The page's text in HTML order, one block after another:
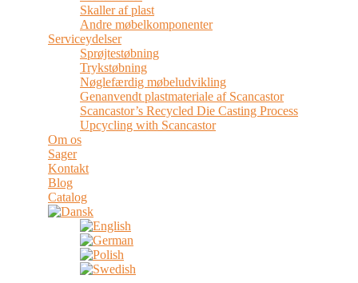
Skaller af plast
Andre møbelkomponenter
Serviceydelser
Sprøjtestøbning
Trykstøbning
Nøglefærdig møbeludvikling
Genanvendt plastmateriale af Scancastor
Scancastor’s Recycled Die Casting Process
Upcycling with Scancastor
Om os
Sager
Kontakt
Blog
Catalog